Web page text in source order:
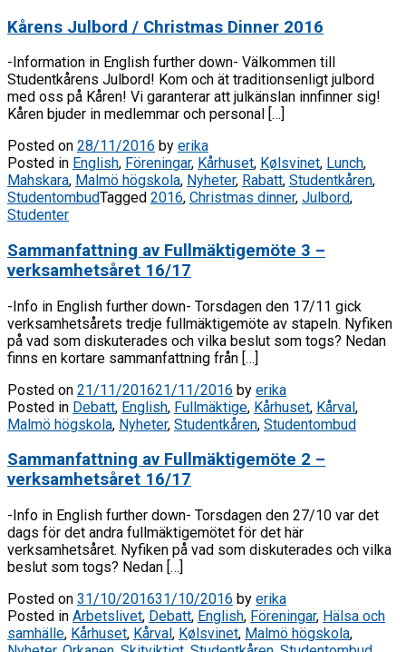
Kårens Julbord / Christmas Dinner 2016
-Information in English further down- Välkommen till
Studentkårens Julbord! Kom och ät traditionsenligt julbord
med oss på Kåren! Vi garanterar att julkänslan innfinner sig!
Kåren bjuder in medlemmar och personal […]
Posted on 28/11/2016 by erika
Posted in English, Föreningar, Kårhuset, Kølsvinet, Lunch,
Mahskara, Malmö högskola, Nyheter, Rabatt, Studentkåren,
StudentombudTagged 2016, Christmas dinner, Julbord,
Studenter
Sammanfattning av Fullmäktigemöte 3 –
verksamhetsåret 16/17
-Info in English further down- Torsdagen den 17/11 gick
verksamhetsårets tredje fullmäktigemöte av stapeln. Nyfiken
på vad som diskuterades och vilka beslut som togs? Nedan
finns en kortare sammanfattning från […]
Posted on 21/11/201621/11/2016 by erika
Posted in Debatt, English, Fullmäktige, Kårhuset, Kårval,
Malmö högskola, Nyheter, Studentkåren, Studentombud
Sammanfattning av Fullmäktigemöte 2 –
verksamhetsåret 16/17
-Info in English further down- Torsdagen den 27/10 var det
dags för det andra fullmäktigemötet för det här
verksamhetsåret. Nyfiken på vad som diskuterades och vilka
beslut som togs? Nedan […]
Posted on 31/10/201631/10/2016 by erika
Posted in Arbetslivet, Debatt, English, Föreningar, Hälsa och
samhälle, Kårhuset, Kårval, Kølsvinet, Malmö högskola,